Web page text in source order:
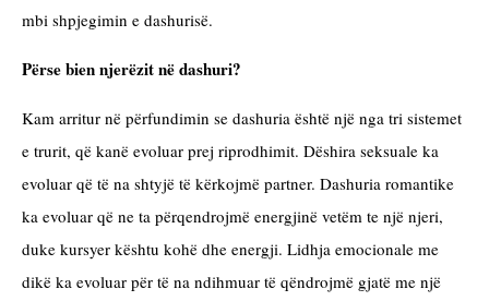
mbi shpjegimin e dashurisë.
Përse bien njerëzit në dashuri?
Kam arritur në përfundimin se dashuria është një nga tri sistemet
e trurit, që kanë evoluar prej riprodhimit. Dëshira seksuale ka
evoluar që të na shtyjë të kërkojmë partner. Dashuria romantike
ka evoluar që ne ta përqendrojmë energjinë vetëm te një njeri,
duke kursyer kështu kohë dhe energji. Lidhja emocionale me
dikë ka evoluar për të na ndihmuar të qëndrojmë gjatë me një